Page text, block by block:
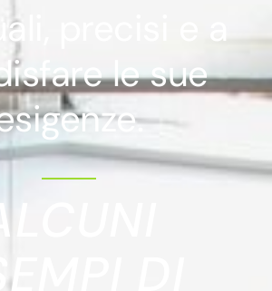
precisi e a
le sue
DI